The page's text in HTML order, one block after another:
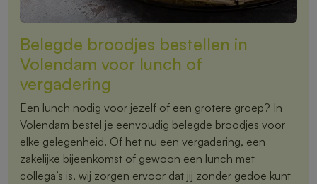
Belegde broodjes bestellen in
Volendam voor lunch of
vergadering
Een lunch nodig voor jezelf of een grotere groep? In
Volendam bestel je eenvoudig belegde broodjes voor
elke gelegenheid. Of het nu een vergadering, een
zakelijke bijeenkomst of gewoon een lunch met
collega’s is, wij zorgen ervoor dat jij zonder gedoe kunt